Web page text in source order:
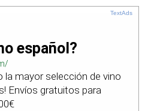
TextAds
español?
la mayor selección de vino
Envíos gratuitos para